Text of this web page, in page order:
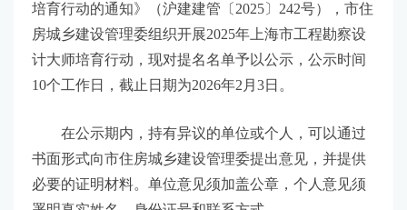
培育行动的通知》（沪建建管〔2025〕242号），市住
房城乡建设管理委组织开展2025年上海市工程勘察设
计大师培育行动，现对提名名单予以公示，公示时间
10个工作日，截止日期为2026年2月3日。
在公示期内，持有异议的单位或个人，可以通过
书面形式向市住房城乡建设管理委提出意见，并提供
必要的证明材料。单位意见须加盖公章，个人意见须